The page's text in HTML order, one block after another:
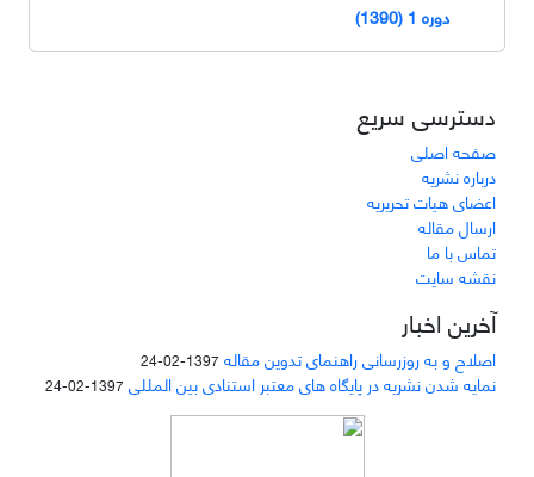
دوره 1 (1390)
دسترسی سریع
صفحه اصلی
درباره نشریه
اعضای هیات تحریریه
ارسال مقاله
تماس با ما
نقشه سایت
آخرین اخبار
اصلاح و به روزرسانی راهنمای تدوین مقاله 1397-02-24
نمایه شدن نشریه در پایگاه های معتبر استنادی بین المللی 1397-02-24